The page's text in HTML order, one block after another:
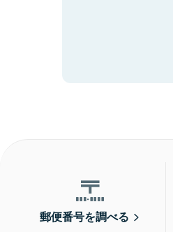
郵便番号を調べる